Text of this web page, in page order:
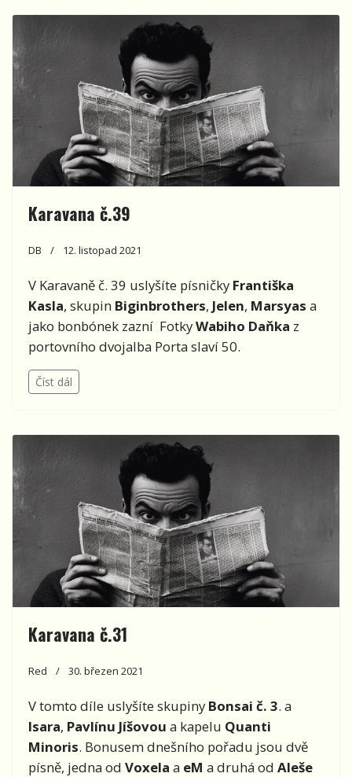
Karavana č.39
DB 12. listopad 2021
V Karavaně č. 39 uslyšíte písničky Františka
Kasla, skupin Biginbrothers, Jelen, Marsyas a
jako bonbónek zazní FotkyWabiho Daňka z
portovního dvojalba Porta slaví 50.
Číst dál
Karavana č.31
Red 30. březen 2021
V tomto díle uslyšíte skupiny Bonsai č. 3. a
Isara, Pavlínu Jíšovou a kapelu Quanti
Minoris. Bonusem dnešního pořadu jsou dvě
písně, jedna od Voxela a eM a druhá od Aleše